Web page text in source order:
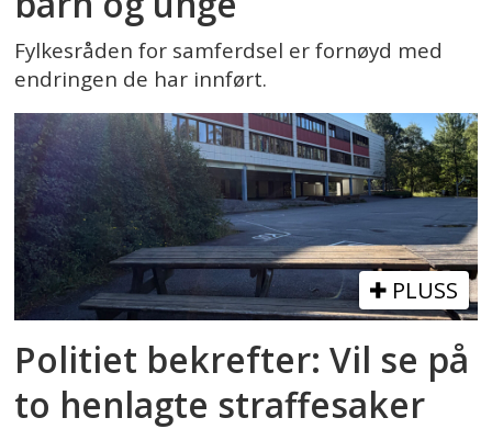
Fylkesråden for samferdsel er fornøyd med
endringen de har innført.
PLUSS
Politiet bekrefter: Vil se på
to henlagte straffesaker